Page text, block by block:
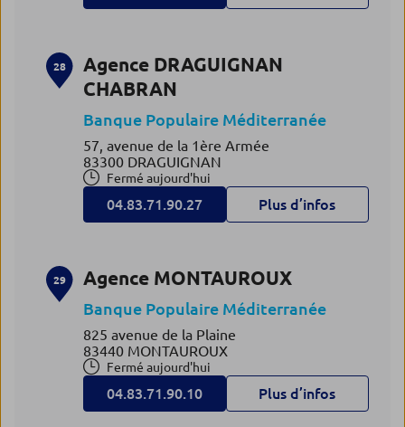
28
Agence DRAGUIGNAN
CHABRAN
Banque Populaire Méditerranée
57, avenue de la 1ère Armée
83300 DRAGUIGNAN
Fermé aujourd'hui
04.83.71.90.27 Plus d’infos
29 Agence MONTAUROUX
Banque Populaire Méditerranée
825 avenue de la Plaine
83440 MONTAUROUX
Fermé aujourd'hui
04.83.71.90.10 Plus d’infos